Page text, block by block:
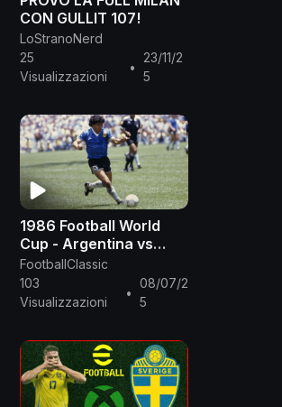
CON GULLIT 107!
LoStranoNerd
25
Visualizzazioni
•
23/11/2
5
1986 Football World
Cup - Argentina vs
England - Classic Full
Match
FootballClassic
103
Visualizzazioni
•
08/07/2
5